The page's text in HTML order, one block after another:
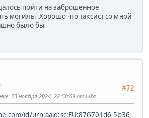
пойти на заброшенное
могилы .Хорошо что таксист со мной
было бы
#72
: 23 ноября 2024, 22:50:09 от Lika
id/urn:aaid:sc:EU:876701d6-5b36-